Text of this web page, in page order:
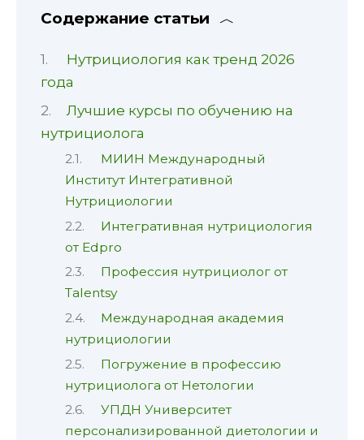
Содержание статьи
Нутрициология как тренд 2026
года
Лучшие курсы по обучению на
нутрициолога
МИИН Международный
Институт Интегративной
Нутрициологии
Интегративная нутрициология
от Edpro
Профессия нутрициолог от
Talentsy
Международная академия
нутрициологии
Погружение в профессию
нутрициолога от Нетологии
УПДН Университет
персонализированной диетологии и